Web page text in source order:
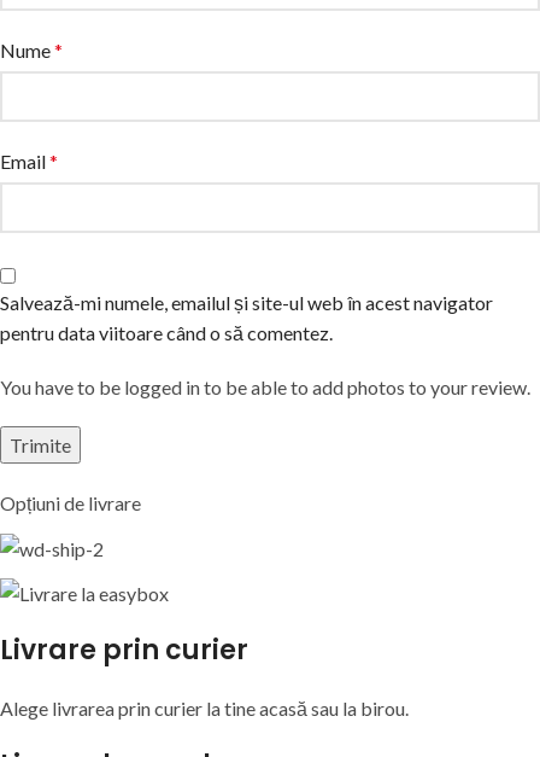
Nume*
Email*
Salvează-mi numele, emailul și site-ul web în acest navigator
pentru data viitoare când o să comentez.
You have to be logged in to be able to add photos to your review.
Opțiuni de livrare
Livrare prin curier
Alege livrarea prin curier latineacasă sau la birou.